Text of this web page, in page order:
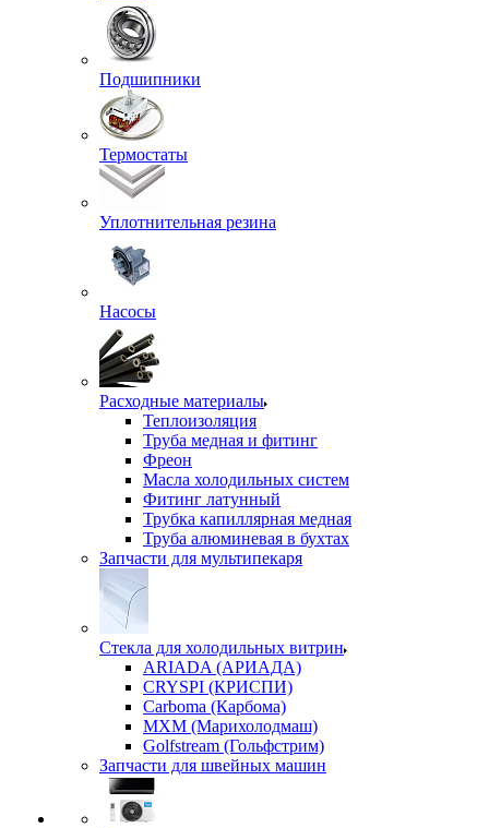
Подшипники
Термостаты
Уплотнительная резина
Насосы
Расходные материалы
Теплоизоляция
Труба медная и фитинг
Фреон
Масла холодильных систем
Фитинг латунный
Трубка капиллярная медная
Труба алюминевая в бухтах
Запчасти для мультипекаря
Стекла для холодильных витрин
ARIADA (АРИАДА)
CRYSPI (КРИСПИ)
Carboma (Карбома)
MXM (Марихолодмаш)
Golfstream (Гольфстрим)
Запчасти для швейных машин